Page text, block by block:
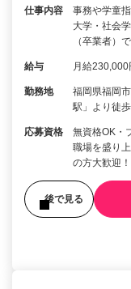
仕事内容
事務や学童
大学・社会
（卒業者）
給与 月給230,000
勤務地
福岡県福岡
駅」より徒
応募資格
無資格OK・
職場を盛り
の方大歓迎
後で見る